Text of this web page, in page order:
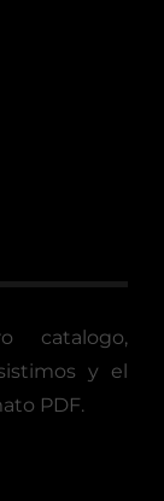
catalogo,
y el
PDF.